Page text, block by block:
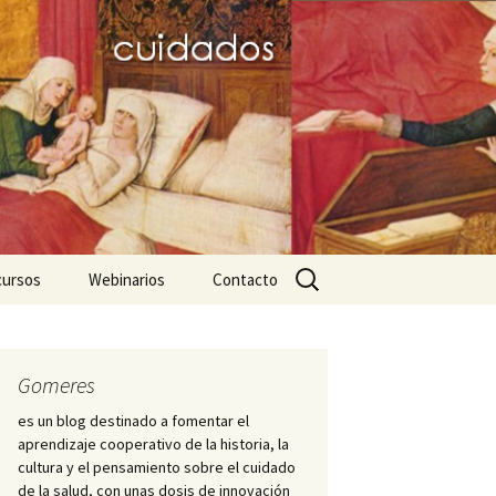
Cátedra Index ICS
para el trabajo
y
científicas
Webinarios
Diálogo hispano-
brasileño sobre Historia
de la Enfermería
Contacto
Buscar:
Gomeres
es un blog destinado a fomentar el
aprendizaje cooperativo de la historia, la
cultura y el pensamiento sobre el cuidado
de la salud, con unas dosis de innovación